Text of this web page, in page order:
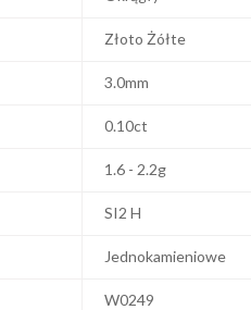
Złoto Żółte
3.0mm
0.10ct
1.6 - 2.2g
SI2 H
Jednokamieniowe
W0249